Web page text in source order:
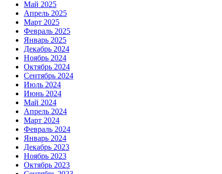
Май 2025
Апрель 2025
Март 2025
Февраль 2025
Январь 2025
Декабрь 2024
Ноябрь 2024
Октябрь 2024
Сентябрь 2024
Июль 2024
Июнь 2024
Май 2024
Апрель 2024
Март 2024
Февраль 2024
Январь 2024
Декабрь 2023
Ноябрь 2023
Октябрь 2023